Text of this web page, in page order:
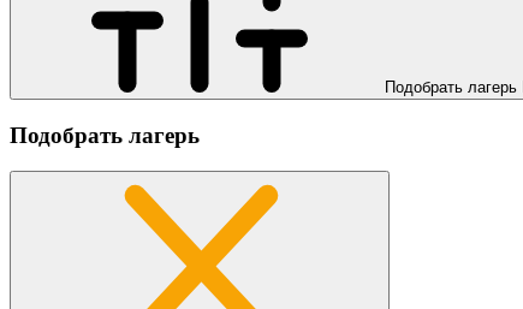
Подобрать лагерь
Подобрать лагерь